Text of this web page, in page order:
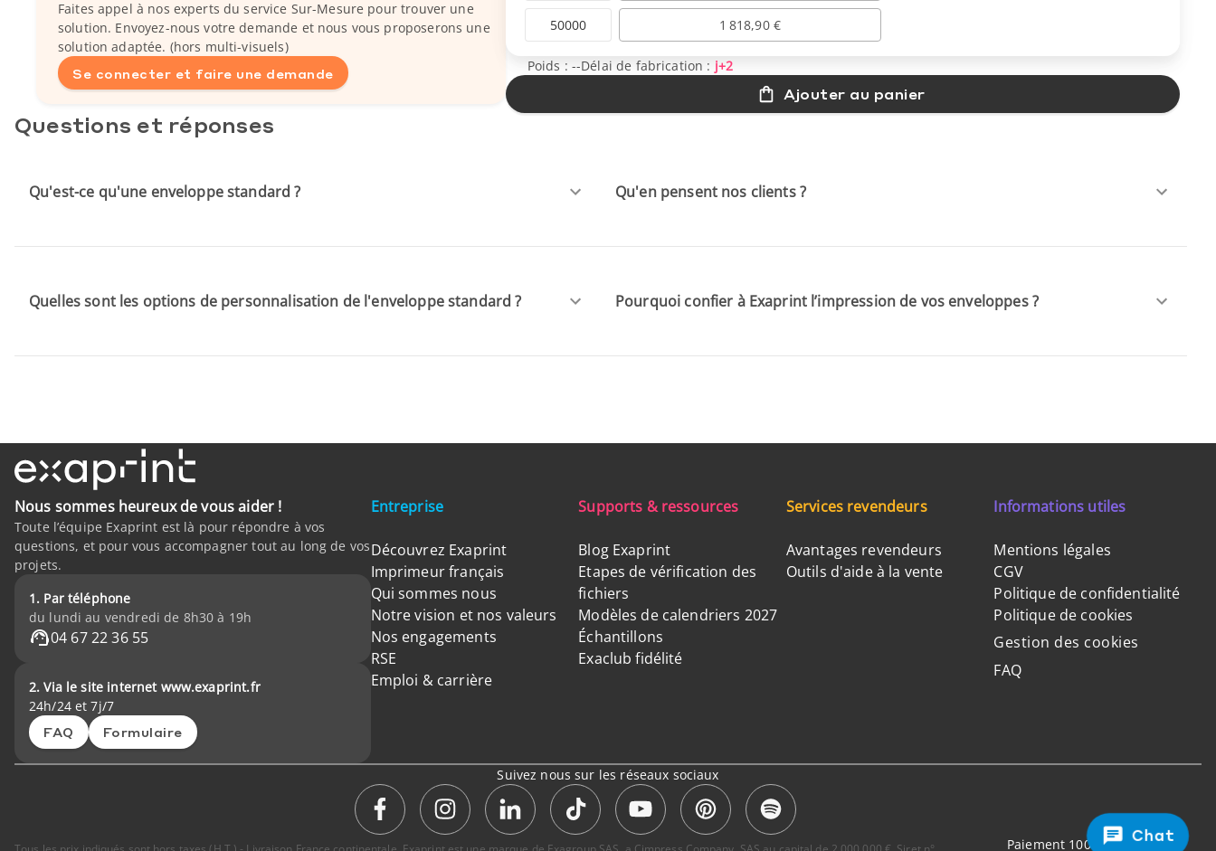
Faites appel à nos experts du service Sur-Mesure pour trouver une
solution. Envoyez-nous votre demande et nous vous proposerons une
solution adaptée. (hors multi-visuels)
Se connecter et faire une demande
50000 1 818,90 €
Poids : --Délai de fabrication : j+2
Ajouter au panier
Questions et réponses
Qu'est-ce qu'une enveloppe standard ?
Quelles sont les options de personnalisation de l'enveloppe standard ?
Qu'en pensent nos clients ?
Pourquoi confier à Exaprint l’impression de vos enveloppes ?
Chat
Nous sommes heureux de vous aider !
Toute l’équipe Exaprint est là pour répondre à vos
questions, et pour vous accompagner tout au long de vos
projets.
1. Par téléphone
du lundi au vendredi de 8h30 à 19h
04 67 22 36 55
2. Via le site internet www.exaprint.fr
24h/24 et 7j/7
FAQ Formulaire
Entreprise
Découvrez Exaprint
Imprimeur français
Qui sommes nous
Notre vision et nos valeurs
Nos engagements
RSE
Emploi & carrière
Supports & ressources
Blog Exaprint
Etapes de vérification des
fichiers
Modèles de calendriers 2027
Échantillons
Exaclub fidélité
Services revendeurs
Avantages revendeurs
Outils d'aide à la vente
Informations utiles
Mentions légales
CGV
Politique de confidentialité
Politique de cookies
Gestion des cookies
FAQ
Suivez nous sur les réseaux sociaux
Paiement 100% sécurisé